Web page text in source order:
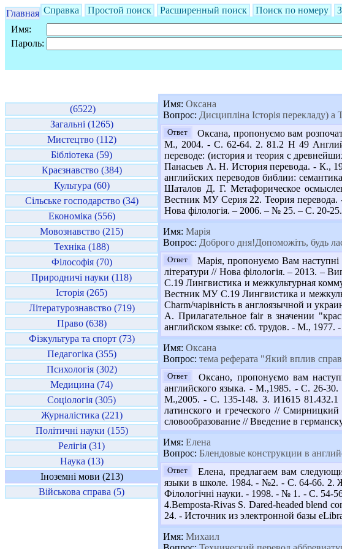
Главная Справка Простой поиск Расширенный поиск Поиск по номеру
Имя:
Пароль:
(6522)
Загальні (1265)
Мистецтво (112)
Бібліотека (59)
Краєзнавство (384)
Культура (60)
Сільське господарство (34)
Економіка (556)
Мовознавство (215)
Техніка (188)
Філософія (70)
Природничі науки (118)
Історія (265)
Літературознавство (719)
Право (638)
Фізкультура та спорт (73)
Педагогіка (355)
Психологія (302)
Медицина (74)
Соціологія (305)
Журналістика (221)
Політичні науки (155)
Релігія (31)
Наука (13)
Іноземні мови (213)
Військова справа (5)
Имя: Оксана
Вопрос: Дисципліна Історія перекладу) а
Ответ
Оксана, пропонуємо вам
М., 2004. - С. 62-64. 2. 81.2 Н 49
переводе: (история и теория с
Панасьев А. Н. История перевода. - К.,
английских переводов библии:
Шаталов Д. Г. Метафорическое
Вестник МУ Серия 22. Теория
Нова філологія. – 2006. – № 25. – С. 20-25.
Имя: Марія
Вопрос: Доброго дня!Допоможіть, будь
Ответ
Марія, пропонуємо Вам наступні
літератури // Нова філологія. – 2013. –
С.19 Лингвистика и межкультурная
Вестник МУ С.19 Лингвистика и
Charm/чарівність в англоязычной и
А. Прилагательное fair в значении
английском языке: сб. трудов. - М., 1977.
Имя: Оксана
Вопрос: тема реферата "Який вплив
Ответ
Оксано, пропонуємо вам
английского языка. - М.,1985. - С. 26-
М.,2005. - С. 135-148. 3. И1615
латинского и греческого //
словообразование // Введение в
Имя: Елена
Вопрос: Блендовые конструкции в
Ответ
Елена, предлагаем вам
языки в школе. 1984. - №2. - С. 64-66. 2.
Філологічні науки. - 1998. - № 1. - С. 54-
4.Bemposta-Rivas S. Dared-headed blend
24. - Источник из электронной базы
Имя: Михаил